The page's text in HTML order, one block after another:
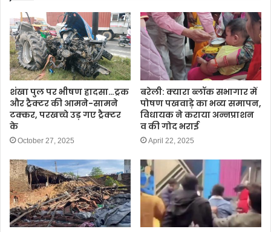
शंखा पुल पर भीषण हादसा…ट्रक
और ट्रैक्टर की आमने-सामने
टक्कर, परखच्चे उड़ गए ट्रैक्टर
के
October 27, 2025
बरेली: क्यारा ब्लॉक सभागार में
पोषण पखवाड़े का भव्य समापन,
विधायक ने कराया अन्नप्राशन
व की गोद भराई
April 22, 2025